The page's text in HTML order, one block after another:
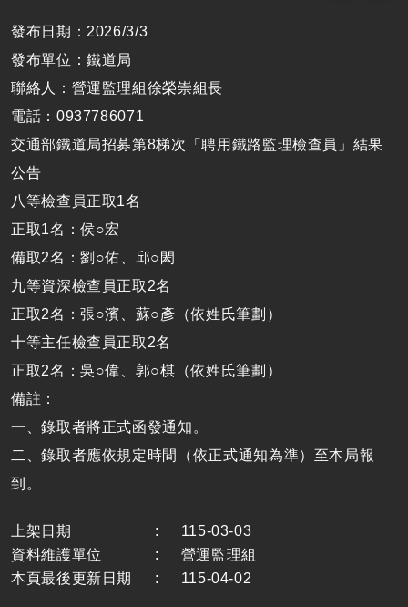
發布日期：2026/3/3
發布單位：鐵道局
聯絡人：營運監理組徐榮崇組長
電話： 0937786071
交通部鐵道局招募第8梯次「聘用鐵路監理檢查員」結果
公告
八等檢查員正取1名
正取1名：侯○宏
備取2名：劉○佑、邱○閎
九等資深檢查員正取 2名
正取2名：張○濱、蘇○彥 （依姓氏筆劃）
十等主任檢查員正取 2名
正取2名：吳○偉、郭○棋 （依姓氏筆劃）
備註：
一、錄取者將正式函發通知。
二、錄取者應依規定時間（依正式通知為準）至本局報
到。
上架日期 :
115-03-03
資料維護單位
:
營運監理組
本頁最後更新日期
: 115-04-02